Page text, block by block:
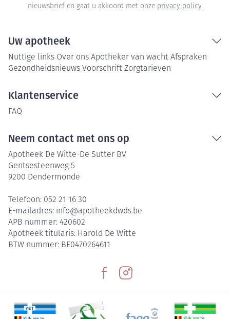
nieuwsbrief en gaat u akkoord met onze privacy policy.
Uw apotheek
Nuttige links Over ons Apotheker van wacht Afspraken
Gezondheidsnieuws Voorschrift Zorgtarieven
Klantenservice
FAQ
Neem contact met ons op
Apotheek De Witte-De Sutter BV
Gentsesteenweg 5
9200 Dendermonde
Telefoon: 052 21 16 30
E-mailadres: info@apotheekdwds.be
APB nummer: 420602
Apotheek titularis: Harold De Witte
BTW nummer: BE0470264611